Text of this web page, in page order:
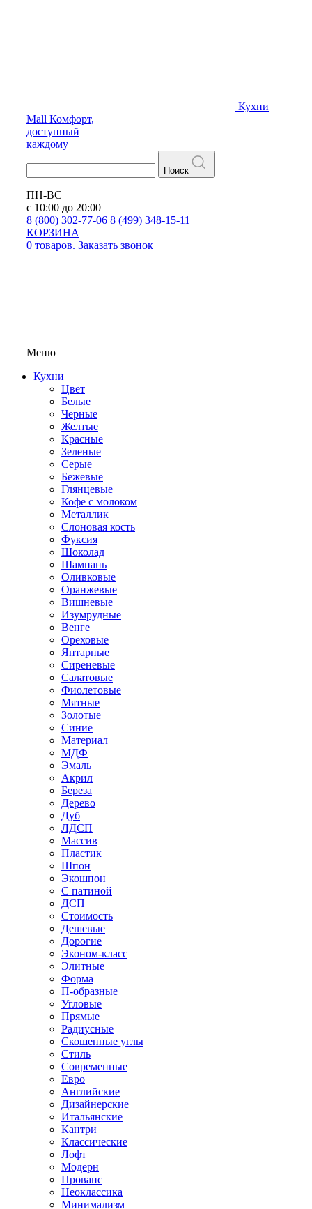
Кухни
Mall Комфорт,
доступный
каждому
Поиск
ПН-ВС
с 10:00 до 20:00
8 (800) 302-77-06 8 (499) 348-15-11
КОРЗИНА
0 товаров. Заказать звонок
Меню
Кухни
Цвет
Белые
Черные
Желтые
Красные
Зеленые
Серые
Бежевые
Глянцевые
Кофе с молоком
Металлик
Слоновая кость
Фуксия
Шоколад
Шампань
Оливковые
Оранжевые
Вишневые
Изумрудные
Венге
Ореховые
Янтарные
Сиреневые
Салатовые
Фиолетовые
Мятные
Золотые
Синие
Материал
МДФ
Эмаль
Акрил
Береза
Дерево
Дуб
ЛДСП
Массив
Пластик
Шпон
Экошпон
С патиной
ДСП
Стоимость
Дешевые
Дорогие
Эконом-класс
Элитные
Форма
П-образные
Угловые
Прямые
Радиусные
Скошенные углы
Стиль
Современные
Евро
Английские
Дизайнерские
Итальянские
Кантри
Классические
Лофт
Модерн
Прованс
Неоклассика
Минимализм